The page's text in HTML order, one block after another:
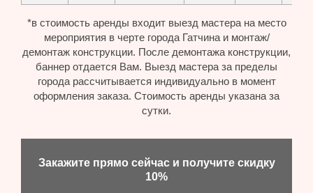
*в стоимость аренды входит выезд мастера на место
мероприятия в черте города Гатчина и монтаж/
демонтаж конструкции. После демонтажа конструкции,
баннер отдается Вам. Выезд мастера за пределы
города рассчитывается индивидуально в момент
оформления заказа. Стоимость аренды указана за
сутки.
Закажите прямо сейчас и получите скидку
10%